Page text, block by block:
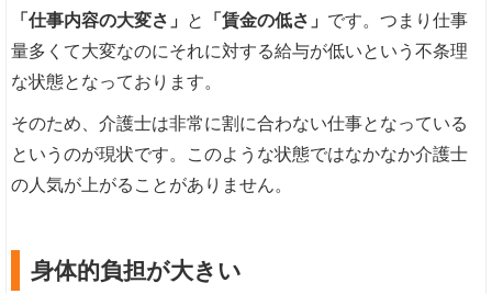
「仕事内容の大変さ」 と 「賃金の低さ」 です。つまり仕事
量多くて大変なのにそれに対する給与が低いという不条理
な状態となっております。
そのため、介護士は非常に割に合わない仕事となっている
というのが現状です。このような状態ではなかなか介護士
の人気が上がることがありません。
身体的負担が大きい